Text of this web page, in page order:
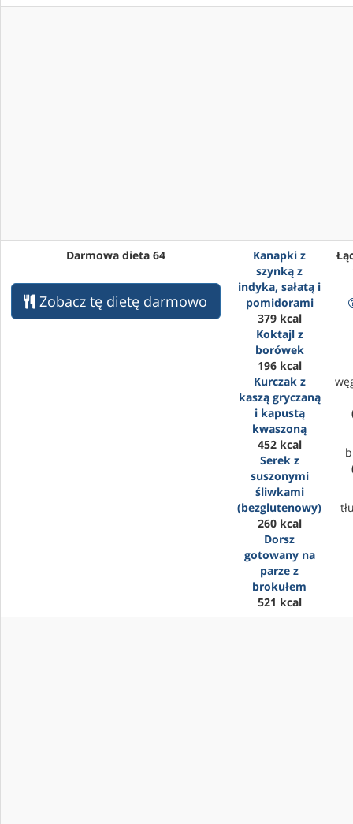
Darmowa dieta 64
Zobacz tę dietę darmowo
Kanapki z
szynką z
indyka, sałatą i
pomidorami
379 kcal
Koktajl z
borówek
196 kcal
Kurczak z
kaszą gryczaną
i kapustą
kwaszoną
452 kcal
Serek z
suszonymi
śliwkami
(bezglutenowy)
260 kcal
Dorsz
gotowany na
parze z
brokułem
521 kcal